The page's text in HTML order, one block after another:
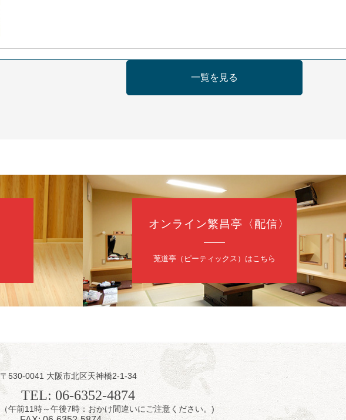
落語と日本舞踊の会 あわよか連 vol 1
昼 7 日（金）
昼席：番組案内
桂二豆／露の瑞／桂きん太郎／いわみせいじ（似顔絵）／笑福亭笑利／桂文太～仲入
★菟道亭 配信あり
夜 8月 7日（金）
噺家が落語と芝居をしてみる会
一覧を見る
オンライン繁昌亭〈配信〉
莵道亭（ピーティックス）はこちら
〒530-0041 大阪市北区天神橋2-1-34
TEL: 06-6352-4874
（午前11時～午後7時：おかけ間違いにご注意ください。)